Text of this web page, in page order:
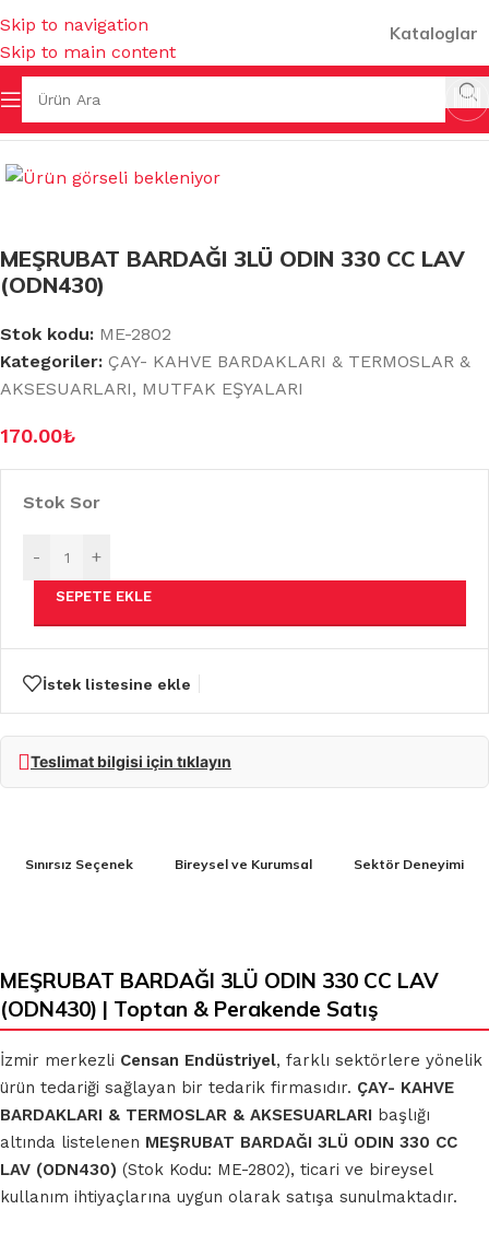
Skip to navigation
Skip to main content
Kataloglar
KAHVE BARDAKLARI & TERMOSLAR & AKSESUARLARI
MEŞRUBAT BARDAĞI 3LÜ ODIN 330 CC LAV
(ODN430)
Stok kodu: ME-2802
Kategoriler: ÇAY- KAHVE BARDAKLARI & TERMOSLAR &
AKSESUARLARI, MUTFAK EŞYALARI
170.00₺
Stok Sor
- +
SEPETE EKLE
İstek listesine ekle
Teslimat bilgisi için tıklayın
Sınırsız Seçenek Bireysel ve Kurumsal Sektör Deneyimi
MEŞRUBAT BARDAĞI 3LÜ ODIN 330 CC LAV
(ODN430) | Toptan & Perakende Satış
İzmir merkezli Censan Endüstriyel, farklı sektörlere yönelik
ürün tedariği sağlayan bir tedarik firmasıdır. ÇAY- KAHVE
BARDAKLARI & TERMOSLAR & AKSESUARLARI başlığı
altında listelenen MEŞRUBAT BARDAĞI 3LÜ ODIN 330 CC
LAV (ODN430) (Stok Kodu: ME-2802), ticari ve bireysel
kullanım ihtiyaçlarına uygun olarak satışa sunulmaktadır.